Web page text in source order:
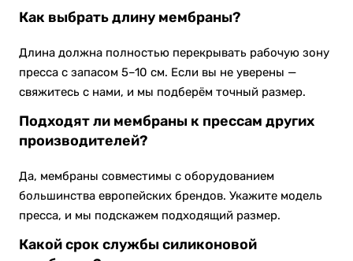
Как выбрать длину мембраны?
Длина должна полностью перекрывать рабочую зону
пресса с запасом 5–10 см. Если вы не уверены —
свяжитесь с нами, и мы подберём точный размер.
Подходят ли мембраны к прессам других
производителей?
Да, мембраны совместимы с оборудованием
большинства европейских брендов. Укажите модель
пресса, и мы подскажем подходящий размер.
Какой срок службы силиконовой